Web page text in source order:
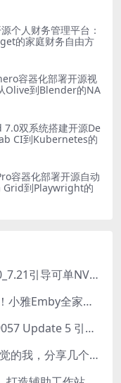
个人财务管理平台：
的家庭财务自由方
容器化部署开源视
Olive到Blender的NA
7.0双系统搭建开源De
CI到Kubernetes的
容器化部署开源自动
Grid到Playwright的
黑群晖DSM7.21的引导(SA6400_7.21引导可单NVME安装系统）
家庭影院 篇三：2024最新教程！小雅Emby全家桶又是什么？它和小雅AList又有什么区别？
【6月27日】群晖DSM 7.2.1-69057 Update 5 引导【附半洗白序列号】
Immich收费了？25刀！后知后觉的我，分享几个方法DIY这款最强家庭照片管理工具